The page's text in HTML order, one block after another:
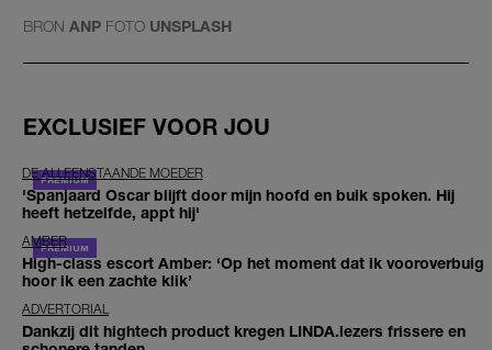
BRON ANP FOTO UNSPLASH
EXCLUSIEF VOOR JOU
DE ALLEENSTAANDE MOEDER
'Spanjaard Oscar blijft door mijn hoofd en buik spoken. Hij
heeft hetzelfde, appt hij'
AMBER
High-class escort Amber: ‘Op het moment dat ik vooroverbuig
hoor ik een zachte klik’
ADVERTORIAL
Dankzij dit hightech product kregen LINDA.lezers frissere en